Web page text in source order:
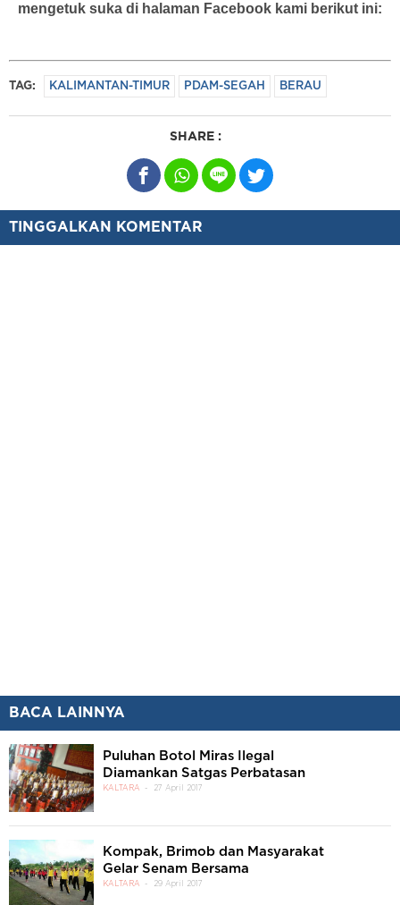
mengetuk suka di halaman Facebook kami berikut ini:
TAG: KALIMANTAN-TIMUR PDAM-SEGAH BERAU
SHARE :
TINGGALKAN KOMENTAR
BACA LAINNYA
Puluhan Botol Miras Ilegal
Diamankan Satgas Perbatasan
KALTARA 27 April 2017
Kompak, Brimob dan Masyarakat
Gelar Senam Bersama
KALTARA 29 April 2017